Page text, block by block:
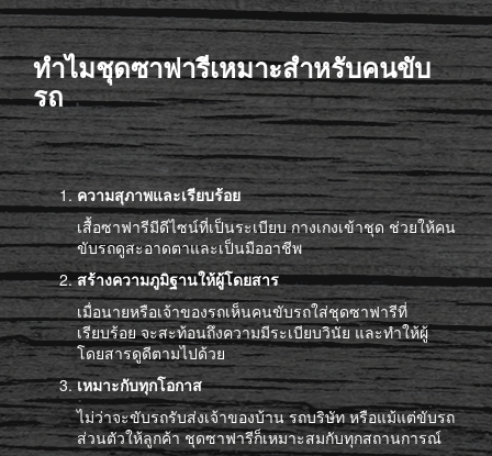
ทำไมชุดซาฟารีเหมาะสำหรับคนขับ
รถ
ความสุภาพและเรียบร้อย
เสื้อซาฟารีมีดีไซน์ที่เป็นระเบียบ กางเกงเข้าชุด ช่วยให้คน
ขับรถดูสะอาดตาและเป็นมืออาชีพ
สร้างความภูมิฐานให้ผู้โดยสาร
เมื่อนายหรือเจ้าของรถเห็นคนขับรถใส่ชุดซาฟารีที่
เรียบร้อย จะสะท้อนถึงความมีระเบียบวินัย และทำให้ผู้
โดยสารดูดีตามไปด้วย
เหมาะกับทุกโอกาส
ไม่ว่าจะขับรถรับส่งเจ้าของบ้าน รถบริษัท หรือแม้แต่ขับรถ
ส่วนตัวให้ลูกค้า ชุดซาฟารีก็เหมาะสมกับทุกสถานการณ์